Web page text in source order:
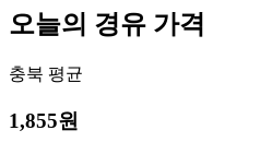
오늘의 경유 가격
충북 평균
1,855원